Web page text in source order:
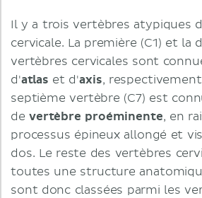
Il y a trois vertèbres atypiques
cervicale. La première (C1) et la
vertèbres cervicales sont
d'atlas et d'axis,
septième vertèbre (C7) est
devertèbre proéminente, en
processus épineux allongé et
dos. Le reste des vertèbres
toutes une structure
sont donc classées parmi les